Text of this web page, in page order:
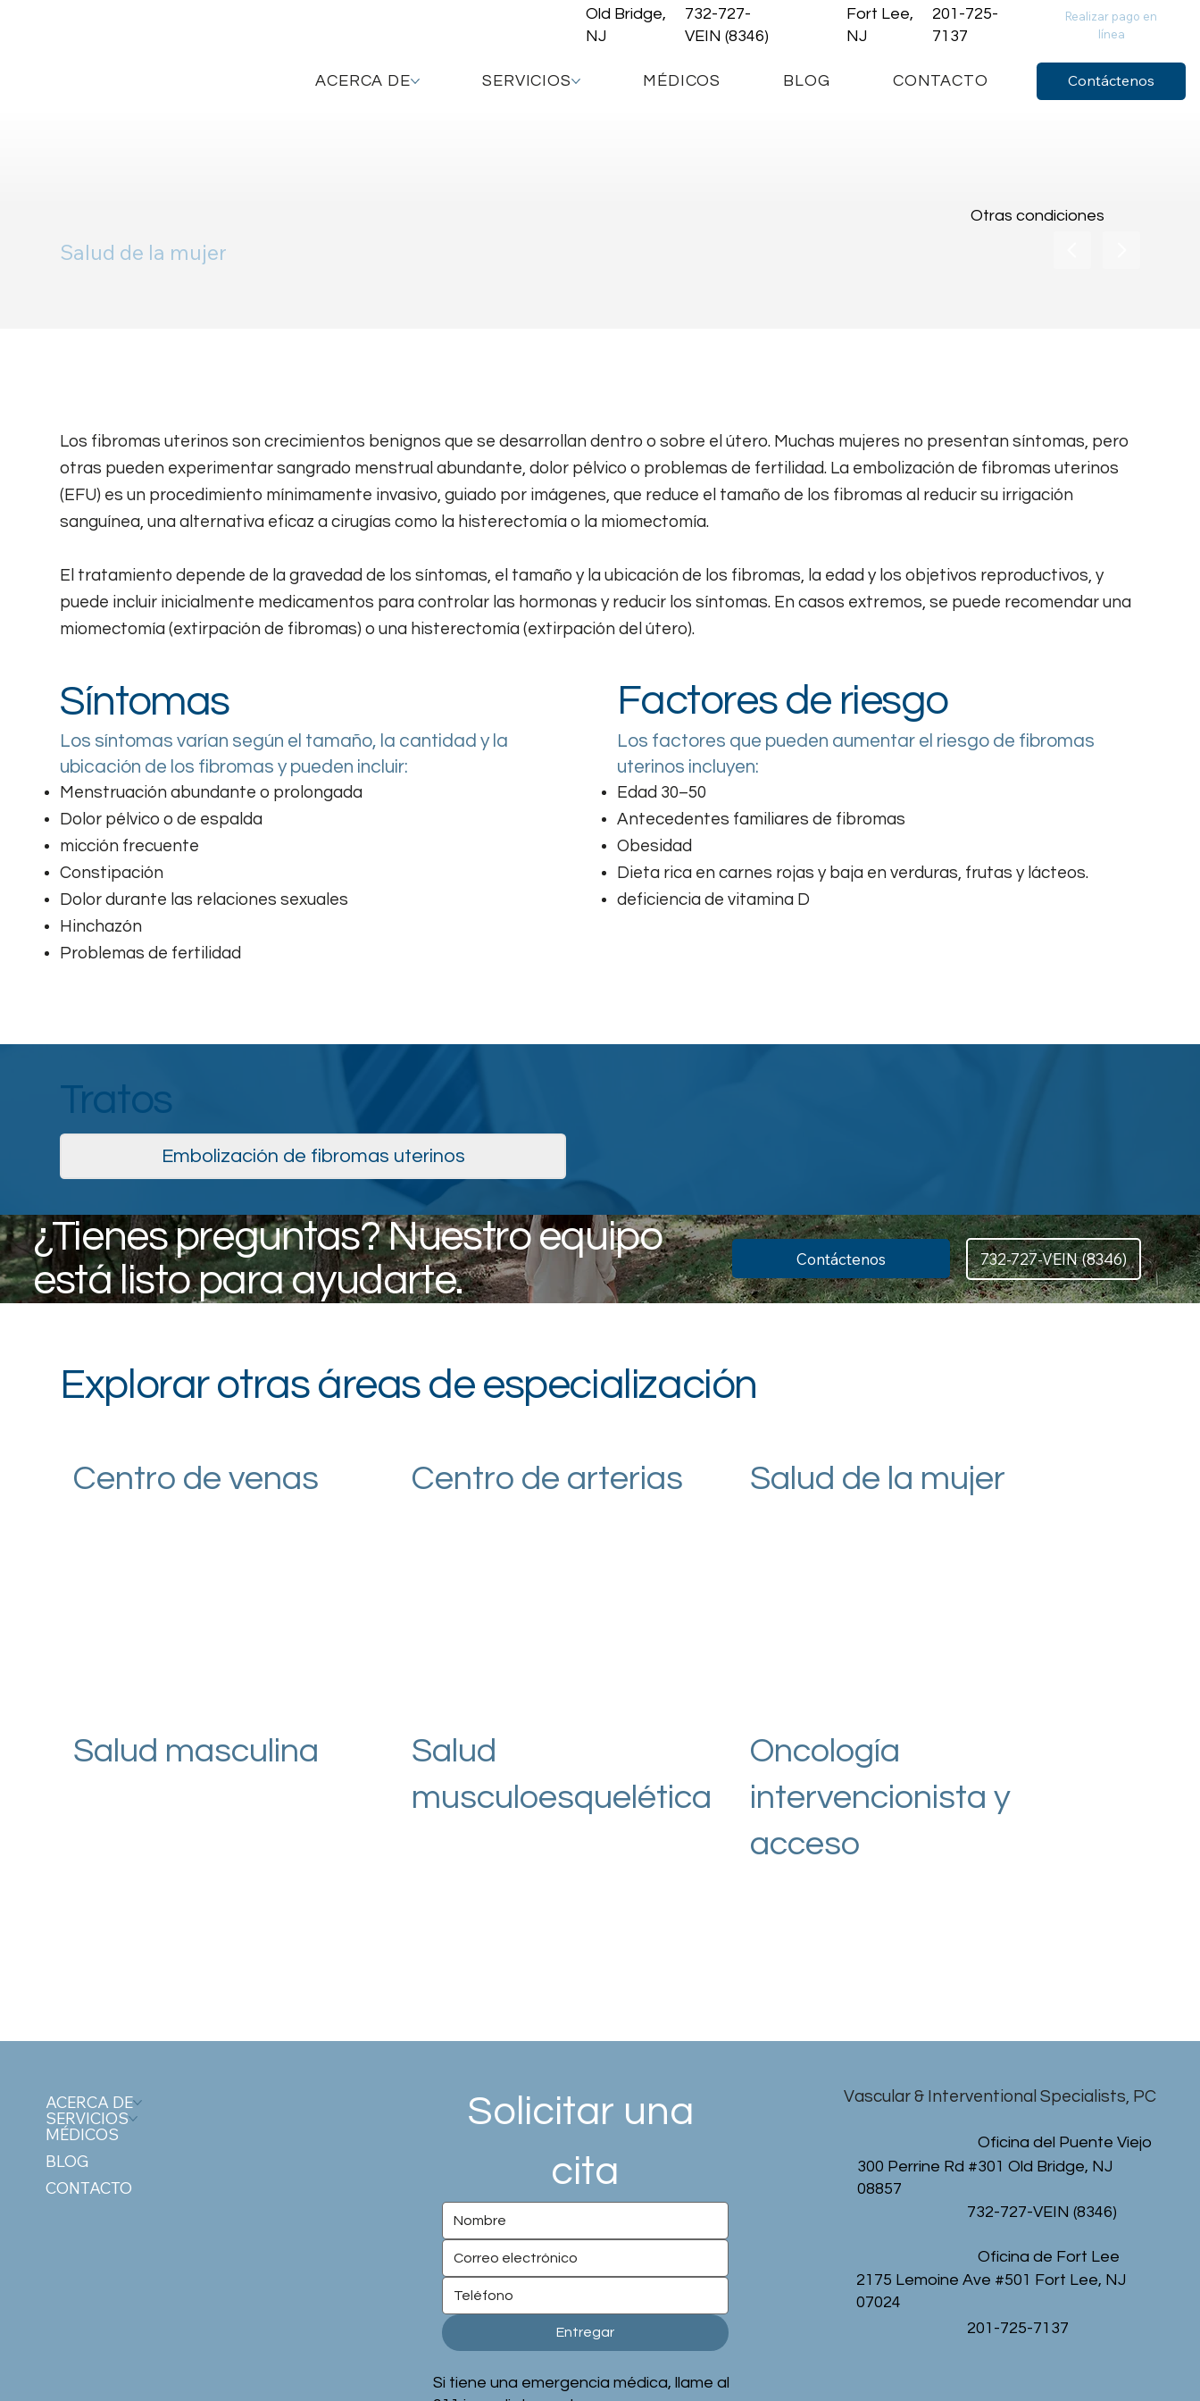
Old Bridge,
NJ
732-727-
VEIN (8346)
Fort Lee,
NJ
201-725-
7137
Realizar pago en
línea
ACERCA DE SERVICIOS MÉDICOS BLOG CONTACTO Contáctenos
Salud de la mujer
Otras condiciones
Los fibromas uterinos son crecimientos benignos que se desarrollan dentro o sobre el útero. Muchas mujeres no presentan síntomas, pero
otras pueden experimentar sangrado menstrual abundante, dolor pélvico o problemas de fertilidad. La embolización de fibromas uterinos
(EFU) es un procedimiento mínimamente invasivo, guiado por imágenes, que reduce el tamaño de los fibromas al reducir su irrigación
sanguínea, una alternativa eficaz a cirugías como la histerectomía o la miomectomía.
El tratamiento depende de la gravedad de los síntomas, el tamaño y la ubicación de los fibromas, la edad y los objetivos reproductivos, y
puede incluir inicialmente medicamentos para controlar las hormonas y reducir los síntomas. En casos extremos, se puede recomendar una
miomectomía (extirpación de fibromas) o una histerectomía (extirpación del útero).
Síntomas
Los síntomas varían según el tamaño, la cantidad y la
ubicación de los fibromas y pueden incluir:
Menstruación abundante o prolongada
Dolor pélvico o de espalda
micción frecuente
Constipación
Dolor durante las relaciones sexuales
Hinchazón
Problemas de fertilidad
Factores de riesgo
Los factores que pueden aumentar el riesgo de fibromas
uterinos incluyen:
Edad 30–50
Antecedentes familiares de fibromas
Obesidad
Dieta rica en carnes rojas y baja en verduras, frutas y lácteos.
deficiencia de vitamina D
Tratos
Embolización de fibromas uterinos
¿Tienes preguntas? Nuestro equipo
está listo para ayudarte.
Contáctenos 732-727-VEIN (8346)
Explorar otras áreas de especialización
Centro de venas Centro de arterias Salud de la mujer
Salud masculina
Salud
musculoesquelética
Oncología
intervencionista y
acceso
ACERCA DE
SERVICIOS
MÉDICOS
BLOG
CONTACTO
Solicitar una
cita
Entregar
Si tiene una emergencia médica, llame al
Vascular & Interventional Specialists, PC
Oficina del Puente Viejo
300 Perrine Rd #301 Old Bridge, NJ
08857
732-727-VEIN (8346)
Oficina de Fort Lee
2175 Lemoine Ave #501 Fort Lee, NJ
07024
201-725-7137